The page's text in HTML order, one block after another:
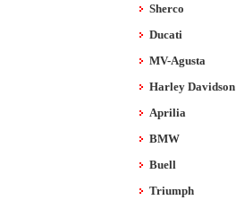
Sherco
Ducati
MV-Agusta
Harley Davidson
Aprilia
BMW
Buell
Triumph